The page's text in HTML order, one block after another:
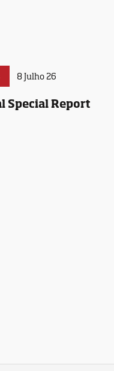
8 Julho 26
Special Report